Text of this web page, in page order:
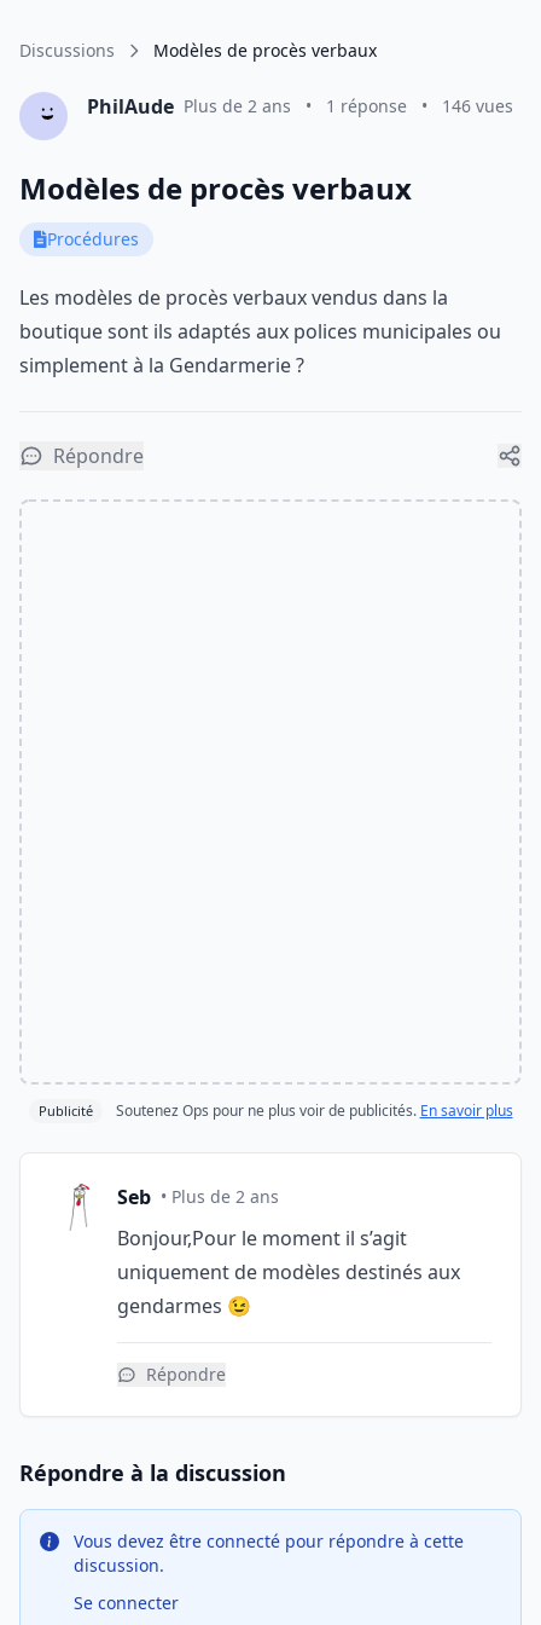
Discussions Modèles de procès verbaux
PhilAude Plus de 2 ans • 1 réponse • 146 vues
Modèles de procès verbaux
Procédures
Les modèles de procès verbaux vendus dans la
boutique sont ils adaptés aux polices municipales ou
simplement à la Gendarmerie ?
Répondre
Publicité Soutenez Ops pour ne plus voir de publicités. En savoir plus
Seb • Plus de 2 ans
Bonjour,Pour le moment il s’agit
uniquement de modèles destinés aux
gendarmes 😉
Répondre
Répondre à la discussion
Vous devez être connecté pour répondre à cette
discussion.
Se connecter